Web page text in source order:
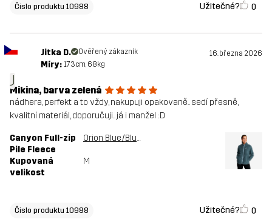
Čislo produktu 10988 Užitečné? 0
J
Jitka D. Ověřený zákazník 16. března 2026
Míry: 173cm, 68kg
Mikina, barva zelená
nádhera, perfekt a to vždy, nakupuji opakovaně.. sedí přesně,
kvalitní materiál, doporučuji.. já i manžel :D
Canyon Full-zip
Pile Fleece
Orion Blue/Blue Mirage
Kupovaná
velikost
M
Čislo produktu 10988 Užitečné? 0